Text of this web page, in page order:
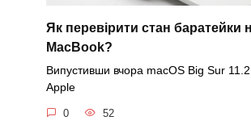
Як перевірити стан баратейки
MacBook?
Випустивши вчора macOS Big Sur
Apple
0 52